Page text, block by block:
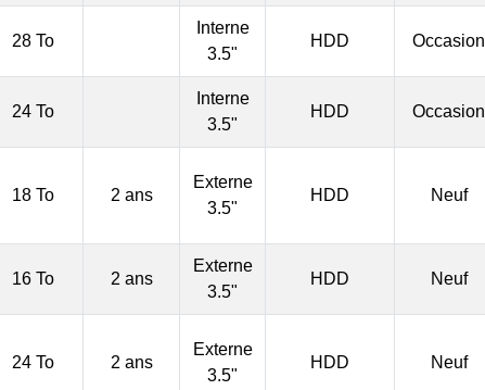
28 To
Interne
3.5"
HDD Occasion
24 To
Interne
3.5"
HDD Occasion
18 To 2 ans
Externe
3.5"
HDD Neuf
16 To 2 ans
Externe
3.5"
HDD Neuf
24 To 2 ans
Externe
3.5"
HDD Neuf